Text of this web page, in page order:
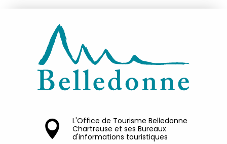
L'Office de Tourisme Belledonne
Chartreuse et ses Bureaux
d'informations touristiques